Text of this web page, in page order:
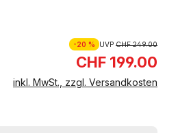
-20 % UVP CHF 249.00
CHF 199.00
inkl. MwSt., zzgl. Versandkosten